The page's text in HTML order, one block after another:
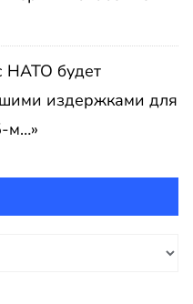
НАТО будет
издержками для
м…»